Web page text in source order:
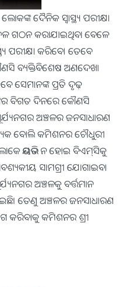
ଦୈନିକ ସ୍ବାସ୍ଥ୍ୟ ପରୀକ୍ଷା
ଦଳ ଗଠନ କରାଯାଇଥିବା ବେଳେ
ପରୀକ୍ଷା କରିବେ। ତେବେ
ବ୍ୟକ୍ତିବିଶେଷ ଅଣଦେଖା
ସେମାନଙ୍କ ପ୍ରତି ଦୃଢ଼
ବିଗତ ଦିନରେ କୌଣସି
ଅଞ୍ଚଳର ଜନସାଧାରଣ
ବୋଲି କମିଶନର ଚୌଧୁରୀ
ଭୟଭିତ ନ ହୋଇ ବିଏମ୍‌ସିକୁ
ସାମଗ୍ରୀ ଯୋଗାଇବା
ଅଞ୍ଚଳକୁ ବର୍ତ୍ତମାନ
ତେଣୁ ଅଞ୍ଚଳର ଜନସାଧାରଣ
କରିବାକୁ କମିଶନର ଶ୍ରୀ